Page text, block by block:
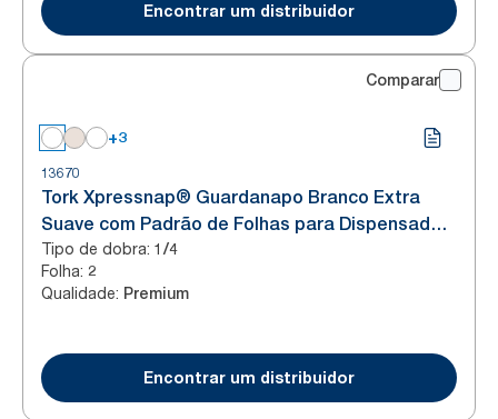
Encontrar um distribuidor
Comparar
+3
13670
Tork Xpressnap® Guardanapo Branco Extra
Suave com Padrão de Folhas para Dispensador
N4
Tipo de dobra: 1/4
Folha: 2
Qualidade: Premium
Encontrar um distribuidor